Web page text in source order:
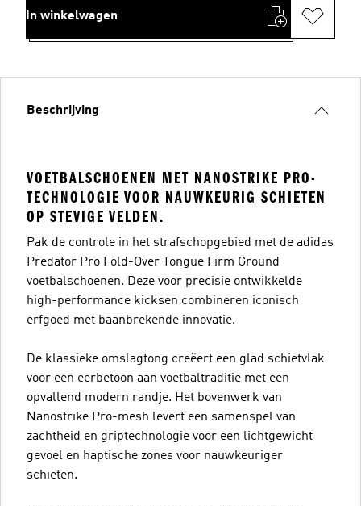
In winkelwagen
Beschrijving
VOETBALSCHOENEN MET NANOSTRIKE PRO-
TECHNOLOGIE VOOR NAUWKEURIG SCHIETEN
OP STEVIGE VELDEN.
Pak de controle in het strafschopgebied met de adidas
Predator Pro Fold-Over Tongue Firm Ground
voetbalschoenen. Deze voor precisie ontwikkelde
high-performance kicksen combineren iconisch
erfgoed met baanbrekende innovatie.
De klassieke omslagtong creëert een glad schietvlak
voor een eerbetoon aan voetbaltraditie met een
opvallend modern randje. Het bovenwerk van
Nanostrike Pro-mesh levert een samenspel van
zachtheid en griptechnologie voor een lichtgewicht
gevoel en haptische zones voor nauwkeuriger
schieten.